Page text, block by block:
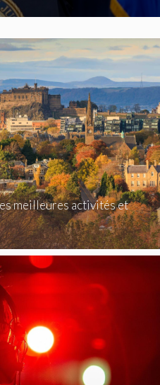
meilleures activités et